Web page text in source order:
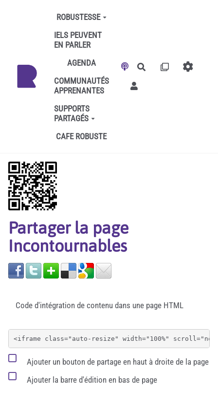
Aller au contenu principal
ROBUSTESSE
IELS PEUVENT
EN PARLER
AGENDA
COMMUNAUTÉS
APPRENANTES
SUPPORTS
PARTAGÉS
CAFE ROBUSTE
Rechercher
Partager la page
Incontournables
Code d'intégration de contenu dans une page HTML
Ajouter un bouton de partage en haut à droite de la page
Ajouter la barre d'édition en bas de page